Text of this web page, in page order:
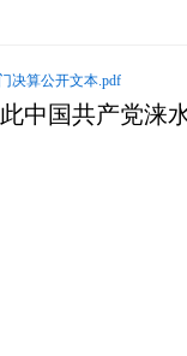
决算公开文本.pdf
中国共产党涞